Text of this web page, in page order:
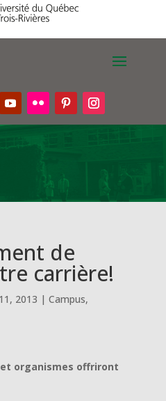
de
carrière!
2013 | Campus,
organismes offriront